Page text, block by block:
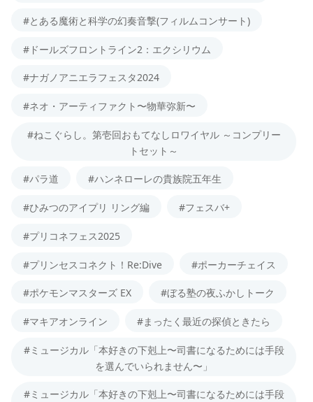
#とある魔術と科学の幻奏音撃(フィルムコンサート)
#ドールズフロントライン2：エクシリウム
#ナガノアニエラフェスタ2024
#ネオ・アーティファクト〜物華弥新〜
#ねこぐらし。第壱回おもてなしロワイヤル ～コンプリー
トセット～
#パラ道 #ハンネローレの貴族院五年生
#ひみつのアイプリ リング編 #フェスバ+
#プリコネフェス2025
#プリンセスコネクト！Re:Dive #ポーカーチェイス
#ポケモンマスターズ EX #ぼる塾の夜ふかしトーク
#マキアオンライン #まったく最近の探偵ときたら
#ミュージカル「本好きの下剋上〜司書になるためには手段
を選んでいられません〜」
#ミュージカル「本好きの下剋上〜司書になるためには手段